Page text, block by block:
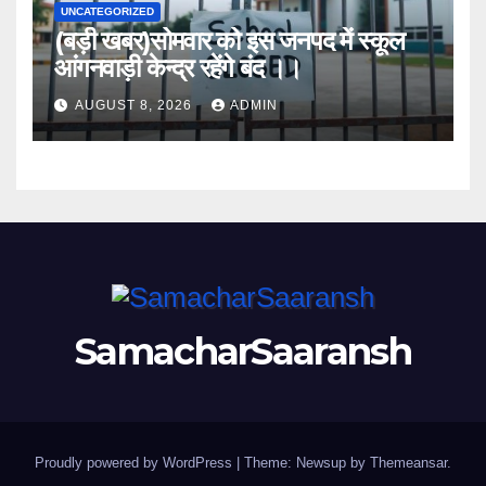
UNCATEGORIZED
(बड़ी खबर)सोमवार को इस जनपद में स्कूल
आंगनवाड़ी केन्द्र रहेंगे बंद ।।
AUGUST 8, 2026 ADMIN
SamacharSaaransh
Proudly powered by WordPress | Theme: Newsup by Themeansar.